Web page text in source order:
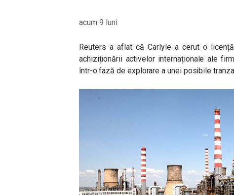
acum 9 luni
Reuters a aflat că Carlyle a cerut o
achiziționării activelor internaționale ale
într-o fază de explorare a unei posibile